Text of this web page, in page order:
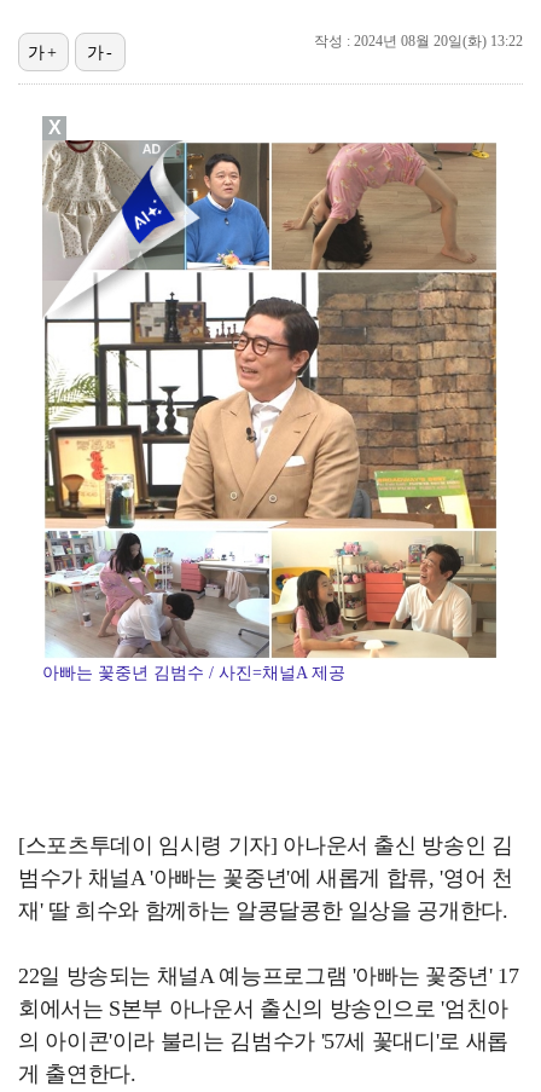
[ST포토] 키키 이솔, '설레는 컴백'
[ST포토] 하음, '키키의 귀요미'
[ST포토] 하음, '포인트 안무'
작성 : 2024년 08월 20일(화) 13:22
가+ 가-
아빠는 꽃중년 김범수 / 사진=채널A 제공
[스포츠투데이 임시령 기자] 아나운서 출신 방송인 김
범수가 채널A '아빠는 꽃중년'에 새롭게 합류, '영어 천
재' 딸 희수와 함께하는 알콩달콩한 일상을 공개한다.
22일 방송되는 채널A 예능프로그램 '아빠는 꽃중년' 17
회에서는 S본부 아나운서 출신의 방송인으로 '엄친아
의 아이콘'이라 불리는 김범수가 '57세 꽃대디'로 새롭
게 출연한다.
X